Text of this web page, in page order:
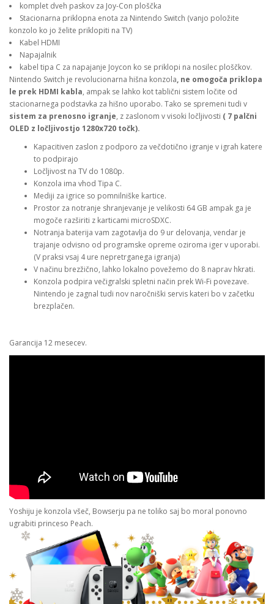
komplet dveh paskov za Joy-Con ploščka
Stacionarna priklopna enota za Nintendo Switch (vanjo položite
konzolo ko jo želite priklopiti na TV)
Kabel HDMI
Napajalnik
kabel tipa C za napajanje Joycon ko se priklopi na nosilec ploščkov.
Nintendo Switch je revolucionarna hišna konzola, ne omogoča priklopa
le prek HDMI kabla, ampak se lahko kot tablični sistem ločite od
stacionarnega podstavka za hišno uporabo. Tako se spremeni tudi v
sistem za prenosno igranje, z zaslonom v visoki ločljivosti ( 7 palčni
OLED z ločljivostjo 1280x720 točk).
Kapacitiven zaslon z podporo za večdotično igranje v igrah katere
to podpirajo
Ločljivost na TV do 1080p.
Konzola ima vhod Tipa C.
Mediji za igrice so pomnilniške kartice.
Prostor za notranje shranjevanje je velikosti 64 GB ampak ga je
mogoče razširiti z karticami microSDXC.
Notranja baterija vam zagotavlja do 9 ur delovanja, vendar je
trajanje odvisno od programske opreme oziroma iger v uporabi.
(V praksi vsaj 4 ure nepretrganega igranja)
V načinu brezžično, lahko lokalno povežemo do 8 naprav hkrati.
Konzola podpira večigralski spletni način prek Wi-Fi povezave.
Nintendo je zagnal tudi nov naročniški servis kateri bo v začetku
brezplačen.
Garancija 12 mesecev.
Yoshiju je konzola všeč, Bowserju pa ne toliko saj bo moral ponovno
ugrabiti princeso Peach.